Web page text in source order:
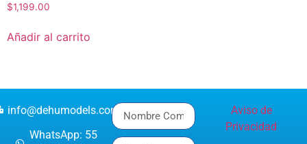
$1,199.00
Añadir al carrito
info@dehumodels.com
WhatsApp: 55
Aviso de
Privacidad